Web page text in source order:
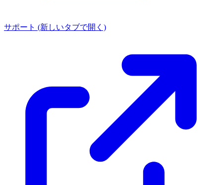
サポート (新しいタブで開く)